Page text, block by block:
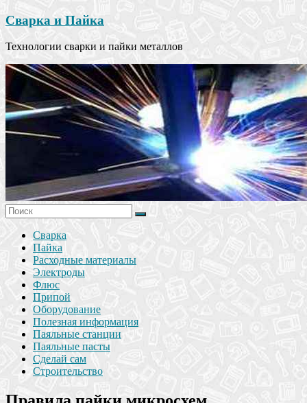
Сварка и Пайка
Технологии сварки и пайки металлов
Сварка
Пайка
Расходные материалы
Электроды
Флюс
Припой
Оборудование
Полезная информация
Паяльные станции
Паяльные пасты
Сделай сам
Строительство